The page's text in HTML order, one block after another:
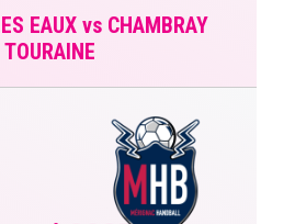
EAUX vs CHAMBRAY
TOURAINE